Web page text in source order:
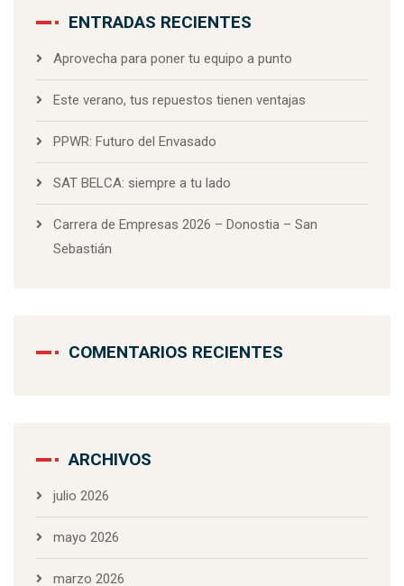
ENTRADAS RECIENTES
Aprovecha para poner tu equipo a punto
Este verano, tus repuestos tienen ventajas
PPWR: Futuro del Envasado
SAT BELCA: siempre a tu lado
Carrera de Empresas 2026 – Donostia – San
Sebastián
COMENTARIOS RECIENTES
ARCHIVOS
julio 2026
mayo 2026
marzo 2026